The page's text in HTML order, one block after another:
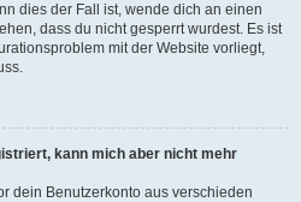
dies der Fall ist, wende dich an einen
dass du nicht gesperrt wurdest. Es ist
mit der Website vorliegt,
kann mich aber nicht mehr
dein Benutzerkonto aus verschieden